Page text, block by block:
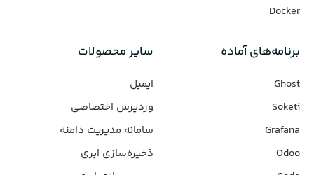
Docker
برنامه‌های‌ آماده
Ghost
Soketi
Grafana
Odoo
سایر محصولات
ایمیل
وردپرس‌ اختصاصی
سامانه مدیریت دامنه
ذخیره‌سازی ابری